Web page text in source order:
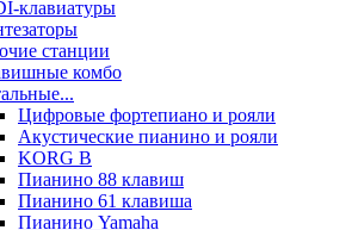
клавиатуры
станции
комбо
Цифровые фортепиано и рояли
Акустические пианино и рояли
KORG B
Пианино 88 клавиш
Пианино 61 клавиша
Пианино Yamaha